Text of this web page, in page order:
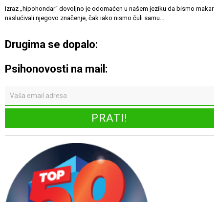
Izraz „hipohondar“ dovoljno je odomaćen u našem jeziku da bismo makar
naslućivali njegovo značenje, čak iako nismo čuli samu...
Drugima se dopalo:
Psihonovosti na mail: